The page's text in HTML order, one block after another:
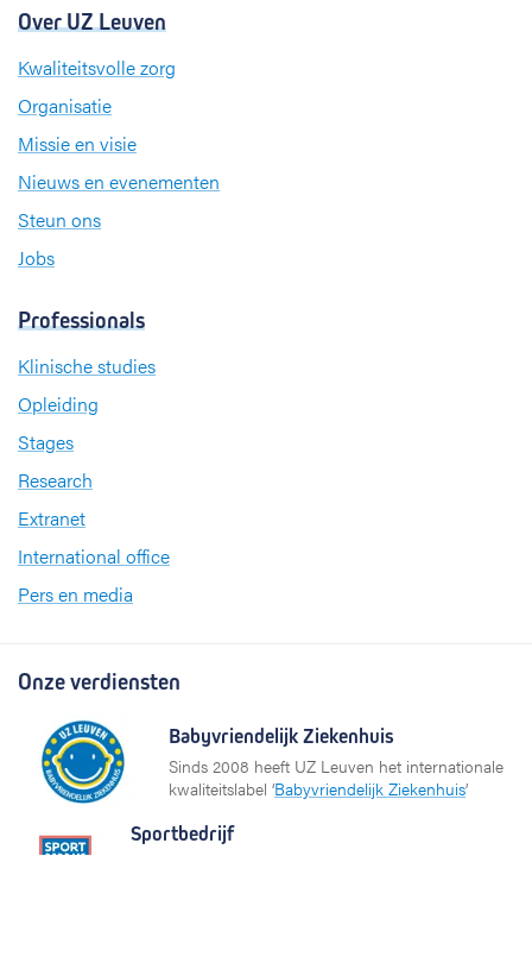
Over UZ Leuven
Kwaliteitsvolle zorg
Organisatie
Missie en visie
Nieuws en evenementen
Steun ons
Jobs
Professionals
Klinische studies
Opleiding
Stages
Research
Extranet
International office
Pers en media
Onze verdiensten
Babyvriendelijk Ziekenhuis
Sinds 2008 heeft UZ Leuven het internationale
kwaliteitslabel ‘Babyvriendelijk Ziekenhuis’
Sportbedrijf